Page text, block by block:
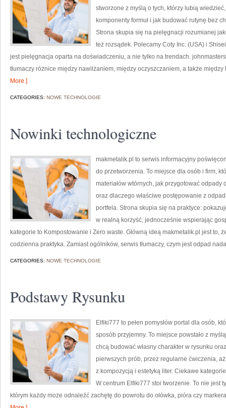
stworzone z myślą o tych, którzy lubią
komponenty formuł i jak budować rutynę bez
Strona skupia się na pielęgnacji rozumianej
też rozsądek. Polecamy Coty Inc. (USA) i
jest pielęgnacja oparta na doświadczeniu, a nie tylko na trendach.
tłumaczy różnice między nawilżaniem, między oczyszczaniem, a także
More ]
CATEGORIES: NOWE TECHNOLOGIE
Nowinki technologiczne
makmetalik.pl to serwis informacyjny
do przetworzenia. To miejsce dla osób i firm,
materiałów wtórnych, jak przygotować
oraz dlaczego właściwe postępowanie z
portfela. Strona skupia się na praktyce:
w realną korzyść, jednocześnie wspierając
kategorie to Kompostowanie i Zero waste. Główną ideą makmetalik.pl jest to,
codzienna praktyka. Zamiast ogólników, serwis tłumaczy, czym jest odpad
CATEGORIES: NOWE TECHNOLOGIE
Podstawy Rysunku
Elfiki777 to pełen pomysłów portal dla osób,
sposób przyjemny. To miejsce powstało z
chcą budować własny charakter w rysunku
pierwszych prób, przez regularne ćwiczenia,
z kompozycją i estetyką liter. Ciekawe
W centrum Elfiki777 stoi tworzenie. To nie jest
którym każdy może odnaleźć zachętę do powrotu do ołówka, pióra czy